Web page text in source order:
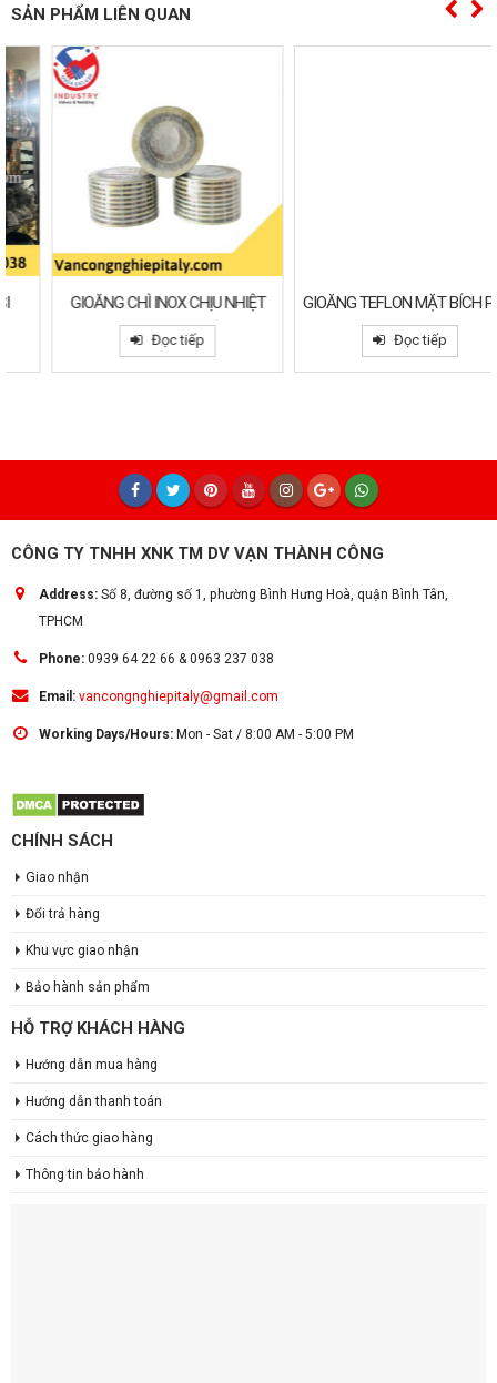
SẢN PHẨM LIÊN QUAN
GIOĂNG CHÌ INOX CHỊU NHIỆT
Đọc tiếp
GIOĂNG TEFLON MẶT BÍCH PTFE
Đọc tiếp
CÔNG TY TNHH XNK TM DV VẠN THÀNH CÔNG
Address: Số 8, đường số 1, phường Bình Hưng Hoà, quận Bình Tân,
TPHCM
Phone: 0939 64 22 66 & 0963 237 038
Email: vancongnghiepitaly@gmail.com
Working Days/Hours: Mon - Sat / 8:00 AM - 5:00 PM
CHÍNH SÁCH
Giao nhận
Đổi trả hàng
Khu vực giao nhận
Bảo hành sản phẩm
HỖ TRỢ KHÁCH HÀNG
Hướng dẫn mua hàng
Hướng dẫn thanh toán
Cách thức giao hàng
Thông tin bảo hành